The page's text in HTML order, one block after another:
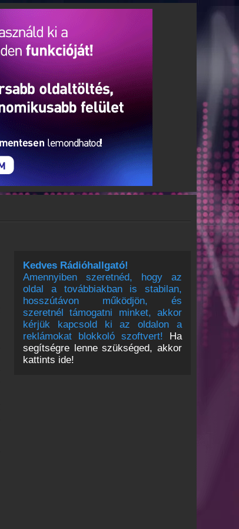
Kedves Rádióhallgató!
Amennyiben szeretnéd, hogy az
oldal a továbbiakban is stabilan,
hosszútávon működjön, és
szeretnél támogatni minket, akkor
kérjük kapcsold ki az oldalon a
reklámokat blokkoló szoftvert! Ha
segítségre lenne szükséged, akkor
kattints ide!